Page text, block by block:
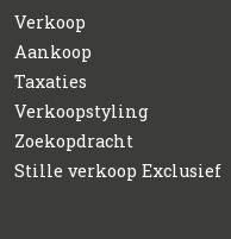
Verkoop
Aankoop
Taxaties
Verkoopstyling
Zoekopdracht
Stille verkoop Exclusief